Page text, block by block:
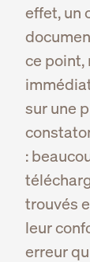
effet, un
ce point,
sur une
:
trouvés
leur
erreur